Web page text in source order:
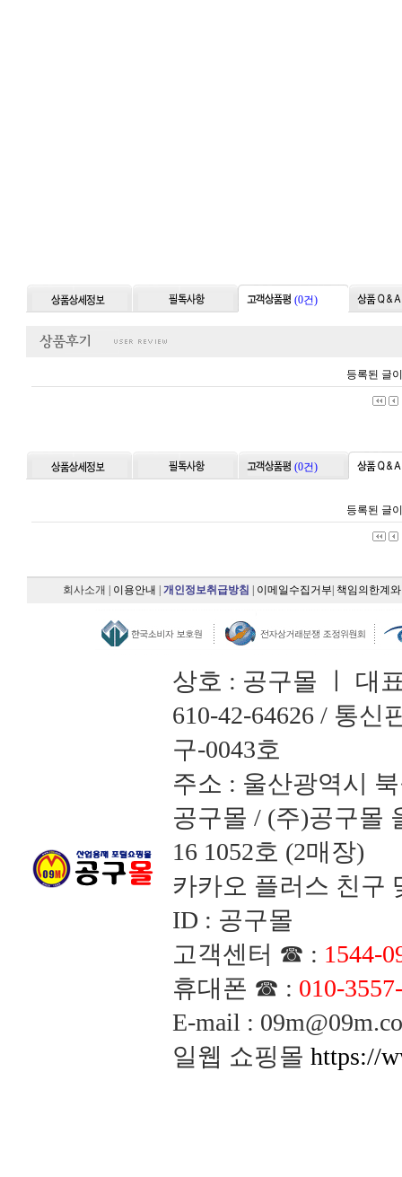
(0건)
등록된 글
(0건)
등록된 글
회사소개 이용안내 개인정보취급방침 이메일수집거부 책임의한계
상호 : 공구몰 ㅣ 대
610-42-64626 / 통신
구-0043호
주소 : 울산광역시
공구몰 / (주)공구몰
16 1052호 (2매장)
카카오 플러스 친구
ID : 공구몰
고객센터 ☎ : 1544-
휴대폰 ☎ : 010-
E-mail :
일웹 쇼핑몰 https://